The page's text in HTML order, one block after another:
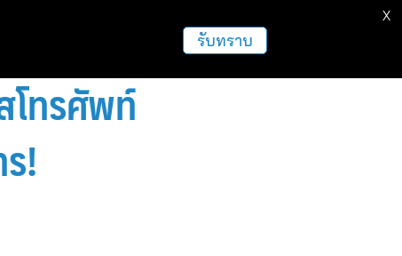
โทรศัพท์
!
รับทราบ
X